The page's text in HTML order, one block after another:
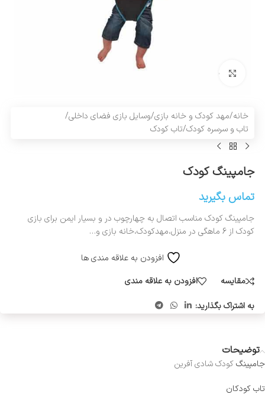
بزرگنمایی تصویر
خانه/مهد کودک و خانه بازی/وسایل بازی فضای داخلی/
تاب و سرسره کودک/تاب کودک
جامپینگ کودک
تماس بگیرید
جامپینگ کودک مناسب اتصال به چهارچوب در و بسیار ایمن برای بازی
کودک از 6 ماهگی در منزل،مهدکودک،خانه بازی و…
افزودن به علاقه مندی ها
مقایسه
افزودن به علاقه مندی
به اشتراک بگذارید:
توضیحات
جامپینگکودک شادی آفرین
تاب کودکان